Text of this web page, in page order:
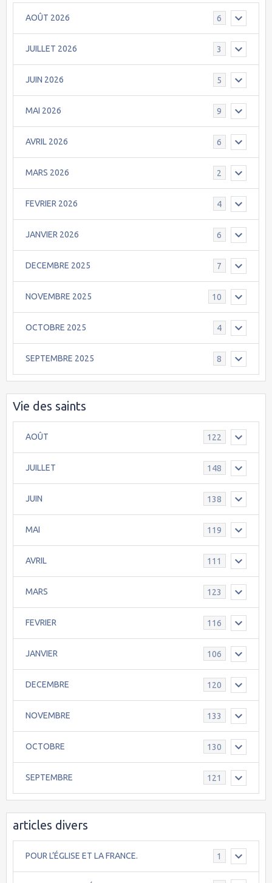
AOÛT 2026 6
JUILLET 2026 3
JUIN 2026 5
MAI 2026 9
AVRIL 2026 6
MARS 2026 2
FEVRIER 2026 4
JANVIER 2026 6
DECEMBRE 2025 7
NOVEMBRE 2025 10
OCTOBRE 2025 4
SEPTEMBRE 2025 8
Vie des saints
AOÛT 122
JUILLET 148
JUIN 138
MAI 119
AVRIL 111
MARS 123
FEVRIER 116
JANVIER 106
DECEMBRE 120
NOVEMBRE 133
OCTOBRE 130
SEPTEMBRE 121
articles divers
POUR L’ÉGLISE ET LA FRANCE. 1